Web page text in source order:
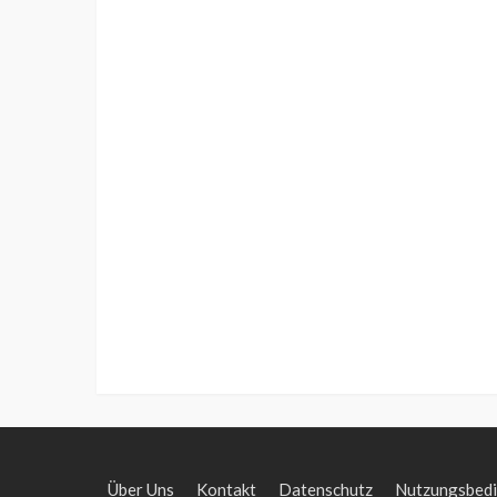
Über Uns Kontakt Datenschutz